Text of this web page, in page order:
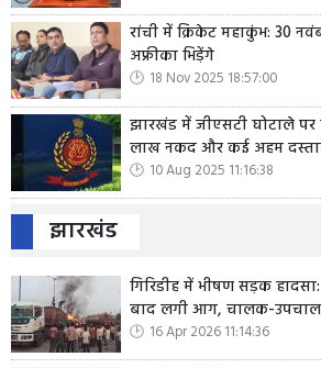
रांची में क्रिकेट महाकुंभ: 30
अफ्रीका भिड़ेंगे
18 Nov 2025 18:57:00
झारखंड में जीएसटी घोटाले पर
लाख नकद और कई अहम
10 Aug 2025 11:16:38
झारखंड
गिरिडीह में भीषण सड़क
बाद लगी आग, चालक-
16 Apr 2026 11:14:36